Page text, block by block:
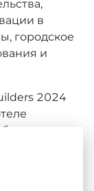
в
городское
и
2024
конкурса